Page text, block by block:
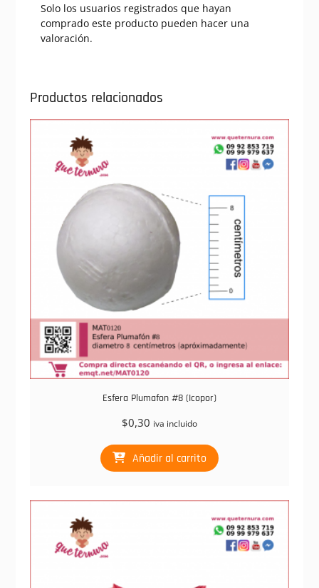
Solo los usuarios registrados que hayan
comprado este producto pueden hacer una
valoración.
Productos relacionados
Esfera Plumafon #8 (Icopor)
$0,30 iva incluido
Añadir al carrito